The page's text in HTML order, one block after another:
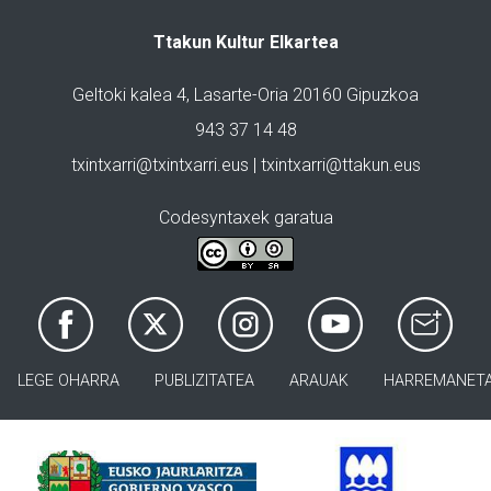
Ttakun Kultur Elkartea
Geltoki kalea 4, Lasarte-Oria 20160 Gipuzkoa
943 37 14 48
txintxarri@txintxarri.eus | txintxarri@ttakun.eus
Codesyntaxek garatua
LEGE OHARRA PUBLIZITATEA ARAUAK